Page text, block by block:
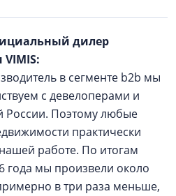
дилер
в сегменте b2b мы
с девелоперами и
России. Поэтому любые
практически
работе. По итогам
года мы произвели около
в три раза меньше,